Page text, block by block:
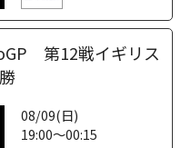
第12戦イギリス
08/09(日)
19:00～00:15